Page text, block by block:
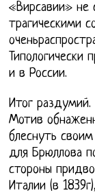
«Вирсавии» не
трагическими
и в России.
Итог
Мотив
блеснуть
для Брюллова
стороны
Италии (в